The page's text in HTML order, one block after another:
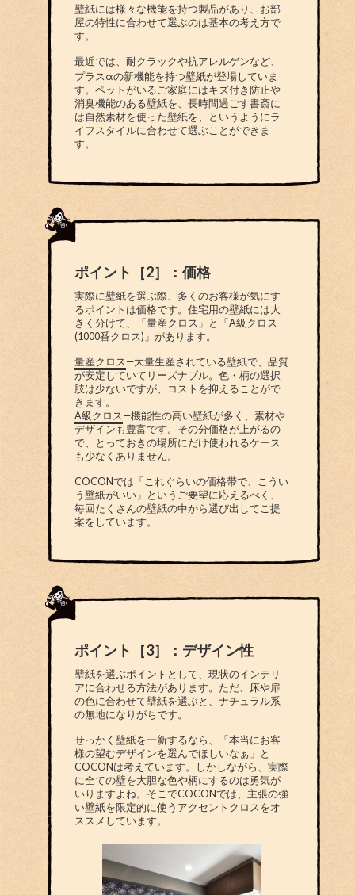
壁紙には様々な機能を持つ製品があり、お部
屋の特性に合わせて選ぶのは基本の考え方で
す。
最近では、耐クラックや抗アレルゲンなど、
プラスαの新機能を持つ壁紙が登場していま
す。ペットがいるご家庭にはキズ付き防止や
消臭機能のある壁紙を、長時間過ごす書斎に
は自然素材を使った壁紙を、というようにラ
イフスタイルに合わせて選ぶことができま
す。
ポイント［2］：価格
実際に壁紙を選ぶ際、多くのお客様が気にす
るポイントは価格です。住宅用の壁紙には大
きく分けて、「量産クロス」と「A級クロス
(1000番クロス)」があります。
量産クロス—大量生産されている壁紙で、品質
が安定していてリーズナブル。色・柄の選択
肢は少ないですが、コストを抑えることがで
きます。
A級クロス—機能性の高い壁紙が多く、素材や
デザインも豊富です。その分価格が上がるの
で、とっておきの場所にだけ使われるケース
も少なくありません。
COCONでは「これぐらいの価格帯で、こうい
う壁紙がいい」というご要望に応えるべく、
毎回たくさんの壁紙の中から選び出してご提
案をしています。
ポイント［3］：デザイン性
壁紙を選ぶポイントとして、現状のインテリ
アに合わせる方法があります。ただ、床や扉
の色に合わせて壁紙を選ぶと、ナチュラル系
の無地になりがちです。
せっかく壁紙を一新するなら、「本当にお客
様の望むデザインを選んでほしいなぁ」と
COCONは考えています。しかしながら、実際
に全ての壁を大胆な色や柄にするのは勇気が
いりますよね。そこでCOCONでは、主張の強
い壁紙を限定的に使うアクセントクロスをオ
ススメしています。